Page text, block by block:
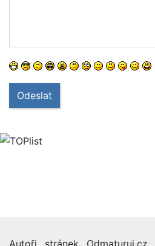
Odeslat
Autoři stránek Odmaturuj.cz